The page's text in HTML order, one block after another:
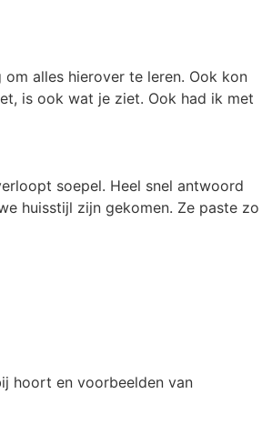
om alles hierover te leren. Ook kon
is ook wat je ziet. Ook had ik met
soepel. Heel snel antwoord
huisstijl zijn gekomen. Ze paste zo
hoort en voorbeelden van